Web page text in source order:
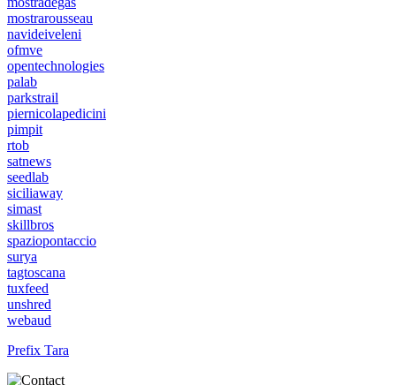
mostrarousseau
navideiveleni
ofmve
opentechnologies
palab
parkstrail
piernicolapedicini
pimpit
rtob
satnews
seedlab
siciliaway
simast
skillbros
spaziopontaccio
surya
tagtoscana
tuxfeed
unshred
webaud
Prefix Tara